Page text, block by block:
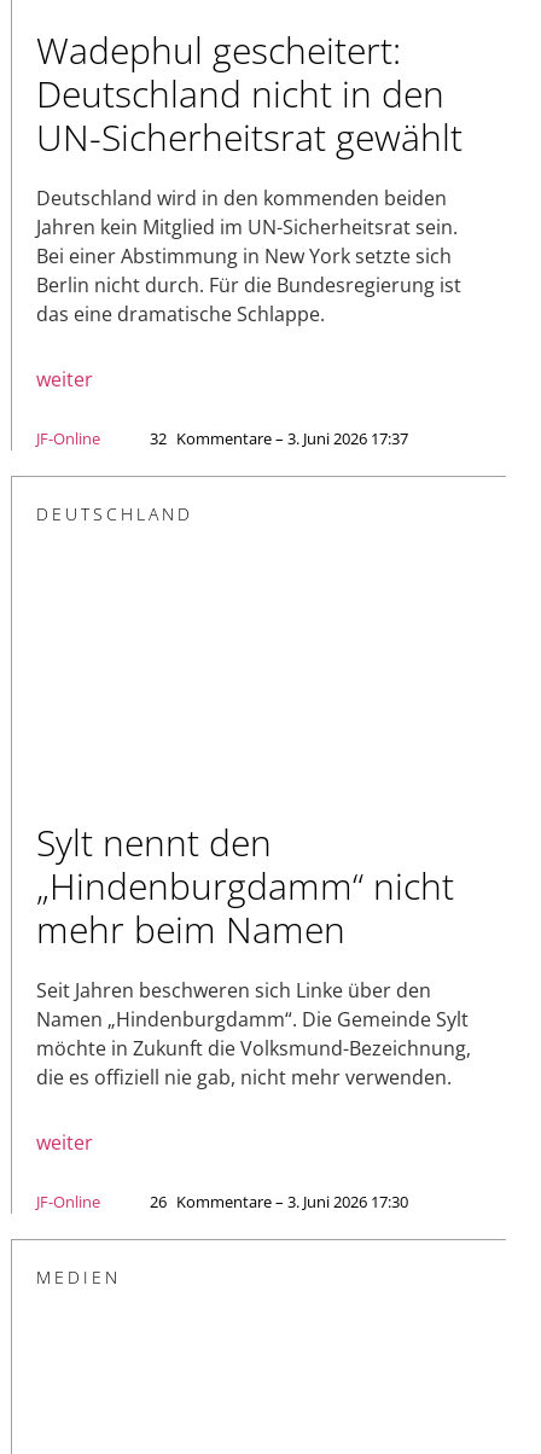
Wadephul gescheitert:
Deutschland nicht in den
UN-Sicherheitsrat gewählt
Deutschland wird in den kommenden beiden
Jahren kein Mitglied im UN-Sicherheitsrat sein.
Bei einer Abstimmung in New York setzte sich
Berlin nicht durch. Für die Bundesregierung ist
das eine dramatische Schlappe.
weiter
JF-Online 32 Kommentare – 3. Juni 2026 17:37
DEUTSCHLAND
Sylt nennt den
„Hindenburgdamm“ nicht
mehr beim Namen
Seit Jahren beschweren sich Linke über den
Namen „Hindenburgdamm“. Die Gemeinde Sylt
möchte in Zukunft die Volksmund-Bezeichnung,
die es offiziell nie gab, nicht mehr verwenden.
weiter
JF-Online 26 Kommentare – 3. Juni 2026 17:30
MEDIEN